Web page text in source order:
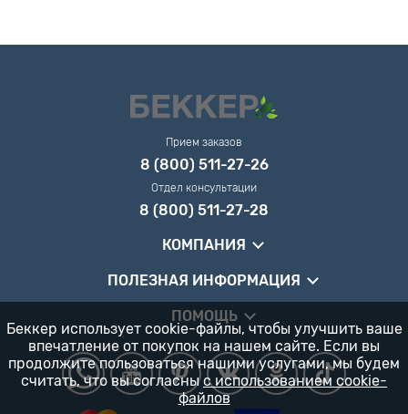
Прием заказов
8 (800) 511-27-26
Отдел консультации
8 (800) 511-27-28
КОМПАНИЯ
ПОЛЕЗНАЯ ИНФОРМАЦИЯ
ПОМОЩЬ
Беккер использует cookie-файлы, чтобы улучшить ваше
впечатление от покупок на нашем сайте. Если вы
продолжите пользоваться нашими услугами, мы будем
считать, что вы согласны с использованием cookie-
файлов